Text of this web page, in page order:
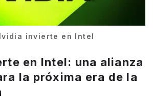
invierte en Intel
en Intel: una alianza
la próxima era de la